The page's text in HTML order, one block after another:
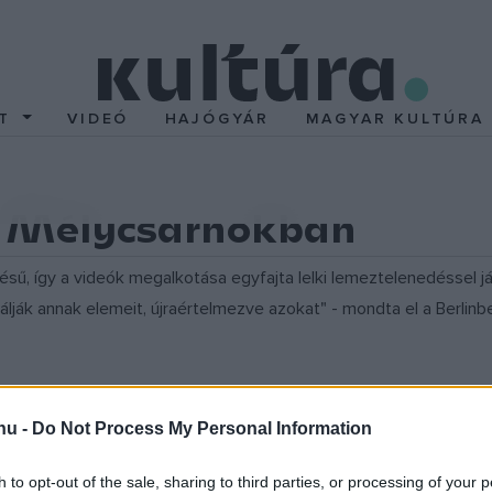
- Do Not Process My Personal Information
to opt-out of the sale, sharing to third parties, or processing of your
VIDEÓ HAJÓGYÁR MAGYAR KULTÚRA
így a videók megalkotása egyfajta lelki lemeztelenedéssel
annak elemeit, újraértelmezve azokat" - mondta el a
rendelkező alkotó, aki most Budapesten mutat be
Lívia elmondása szerint Cortinas neves rendezők
talált felvételek kisajátításán és újrafelhasználásán